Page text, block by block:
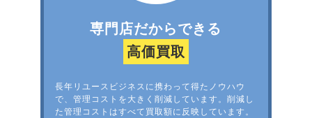
専門店だからできる
高価買取
長年リユースビジネスに携わって得たノウハウ
で、管理コストを大きく削減しています。削減し
た管理コストはすべて買取額に反映しています。